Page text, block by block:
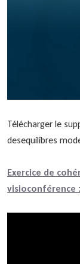
Télécharger le
desequilibres
Exercice de
visioconférence :